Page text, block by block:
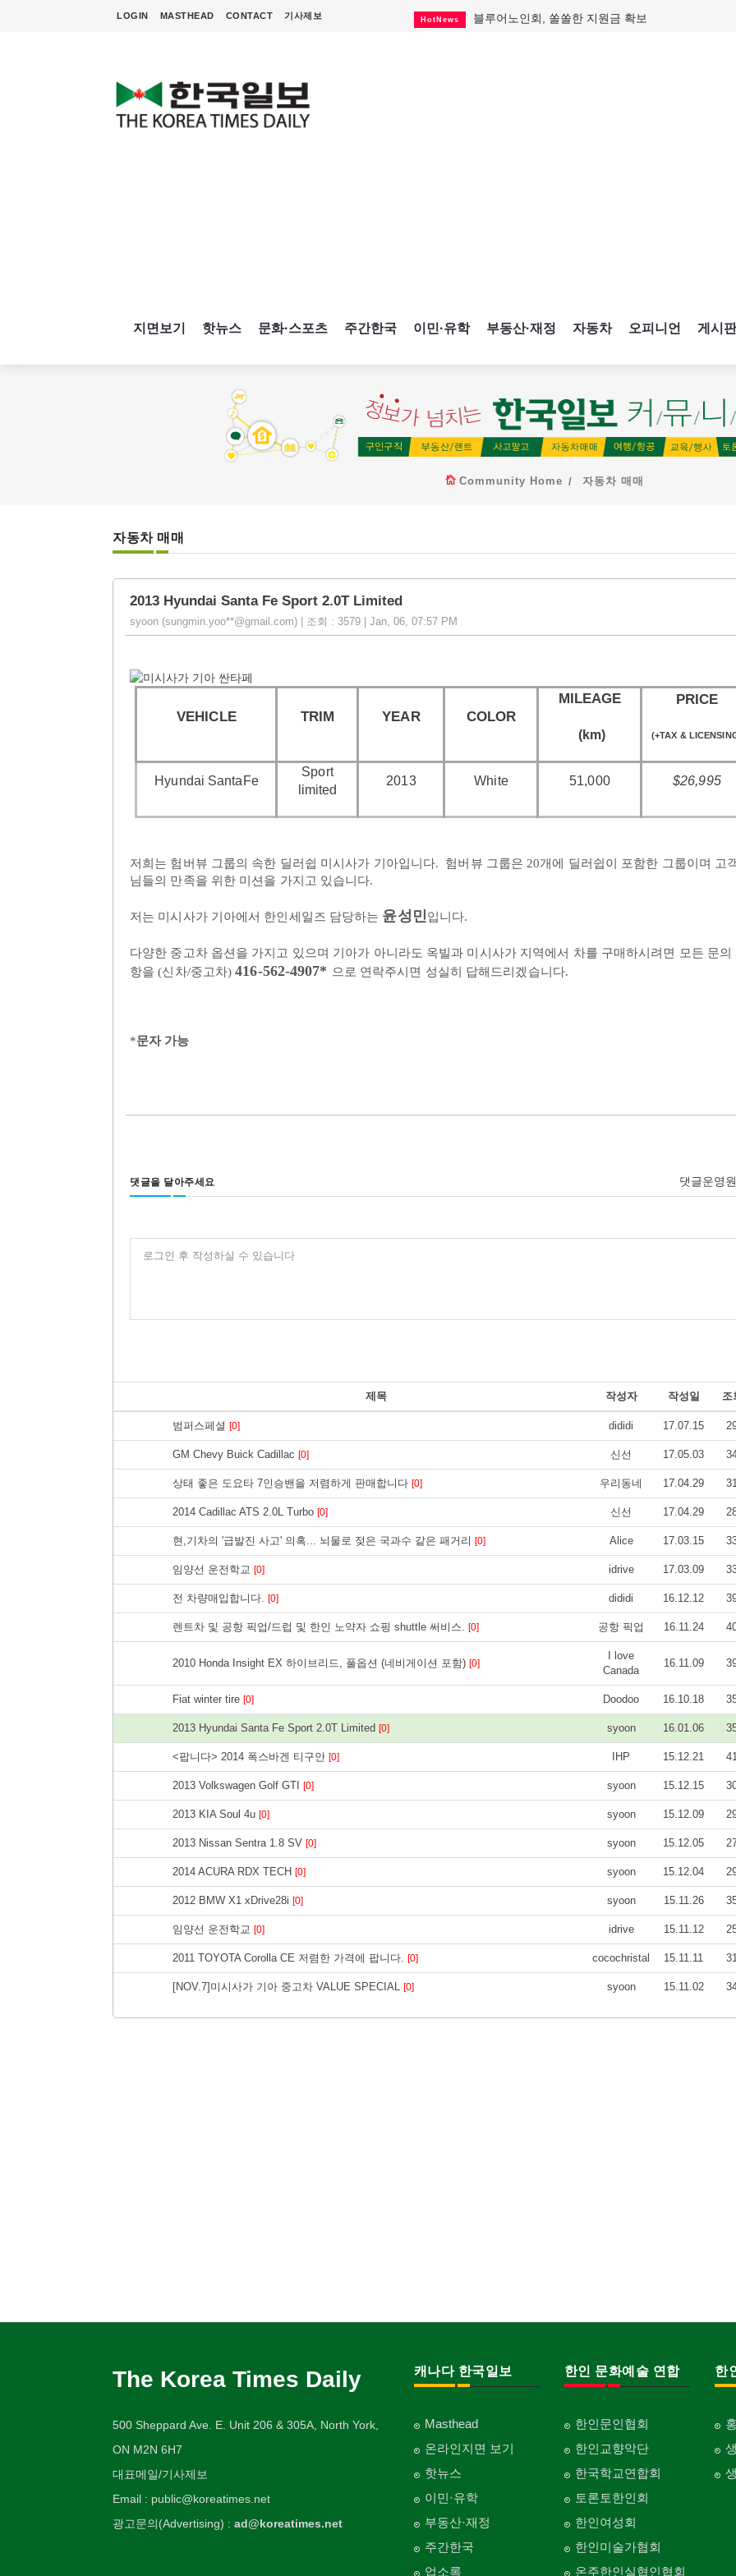
LOGIN MASTHEAD CONTACT 기사제보 HotNews 블루어노인회, 쏠쏠한 지원금 확보
지면보기 핫뉴스 문화·스포츠 주간한국 이민·유학 부동산·재정 자동차 오피니언 게시판
Community Home 자동차 매매
자동차 매매
2013 Hyundai Santa Fe Sport 2.0T Limited
syoon (sungmin.yoo**@gmail.com) | 조회 : 3579 | Jan, 06, 07:57 PM
VEHICLE TRIM YEAR COLOR
MILEAGE
(km)
PRICE
(+TAX &
Hyundai SantaFe
Sport
limited
2013 White 51,000 $26,995
저희는 험버뷰 그룹의 속한 딜러쉽 미시사가 기아입니다. 험버뷰 그룹은 20개에 딜러쉽이 포함한 그룹이며 고
님들의 만족을 위한 미션을 가지고 있습니다.
저는 미시사가 기아에서 한인세일즈 담당하는 윤성민입니다.
다양한 중고차 옵션을 가지고 있으며 기아가 아니라도 옥빌과 미시사가 지역에서 차를 구매하시려면 모든 문의
항을 (신차/중고차) 416-562-4907* 으로 연락주시면 성실히 답해드리겠습니다.
*문자 가능
댓글을 달아주세요 댓글운영
로그인 후 작성하실 수 있습니다
제목 작성자 작성일 조
범퍼스페셜 [0] dididi 17.07.15
GM Chevy Buick Cadillac [0] 신선 17.05.03
상태 좋은 도요타 7인승밴을 저렴하게 판매합니다 [0] 우리동네 17.04.29
2014 Cadillac ATS 2.0L Turbo [0] 신선 17.04.29
현,기차의 '급발진 사고' 의혹... 뇌물로 젖은 국과수 같은 패거리 [0] Alice 17.03.15
임양선 운전학교 [0] idrive 17.03.09
전 차량매입합니다. [0] dididi 16.12.12
렌트차 및 공항 픽업/드럽 및 한인 노약자 쇼핑 shuttle 써비스. [0] 공항 픽업 16.11.24
2010 Honda Insight EX 하이브리드, 풀옵션 (네비게이션 포함) [0]
I love
Canada
16.11.09
Fiat winter tire [0] Doodoo 16.10.18
2013 Hyundai Santa Fe Sport 2.0T Limited [0] syoon 16.01.06
<팝니다> 2014 폭스바겐 티구안 [0] IHP 15.12.21
2013 Volkswagen Golf GTI [0] syoon 15.12.15
2013 KIA Soul 4u [0] syoon 15.12.09
2013 Nissan Sentra 1.8 SV [0] syoon 15.12.05
2014 ACURA RDX TECH [0] syoon 15.12.04
2012 BMW X1 xDrive28i [0] syoon 15.11.26
임양선 운전학교 [0] idrive 15.11.12
2011 TOYOTA Corolla CE 저렴한 가격에 팝니다. [0] cocochristal 15.11.11
[NOV.7]미시사가 기아 중고차 VALUE SPECIAL [0] syoon 15.11.02
The Korea Times Daily
500 Sheppard Ave. E. Unit 206 & 305A, North York,
ON M2N 6H7
대표메일/기사제보
Email : public@koreatimes.net
광고문의(Advertising) : ad@koreatimes.net
캐나다 한국일보
Masthead
온라인지면 보기
핫뉴스
이민·유학
부동산·재정
주간한국
업소록
한인 문화예술 연합
한인문인협회
한인교향악단
한국학교연합회
토론토한인회
한인여성회
한인미술가협회
온주한인실협인협회
한